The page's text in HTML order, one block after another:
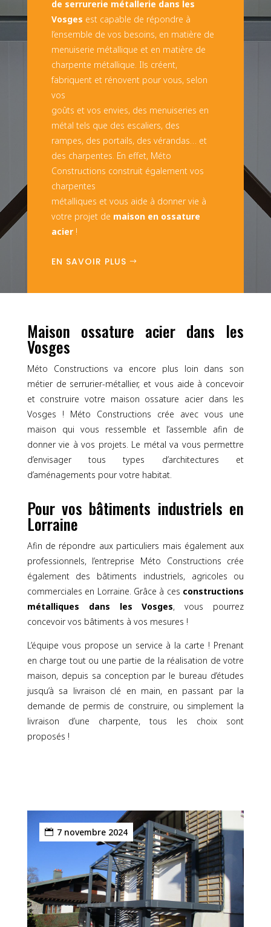
de serrurerie métallerie dans les
Vosges est capable de répondre à
l’ensemble de vos besoins, en matière de
menuiserie métallique et en matière de
charpente métallique. Ils créent,
fabriquent et rénovent pour vous, selon
vos
goûts et vos envies, des menuiseries en
métal tels que des escaliers, des
rampes, des portails, des vérandas… et
des charpentes. En effet, Méto
Constructions construit également vos
charpentes
métalliques et vous aide à donner vie à
votre projet de maison en ossature
acier!
EN SAVOIR PLUS
Maison ossature acier dans les
Vosges
Méto Constructions va encore plus loin dans son
métier de serrurier-métallier, et vous aide à concevoir
et construire votre maison ossature acier dans les
Vosges ! Méto Constructions crée avec vous une
maison qui vous ressemble et l’assemble afin de
donner vie à vos projets. Le métal va vous permettre
d’envisager tous types d’architectures et
d’aménagements pour votre habitat.
Pour vos bâtiments industriels en
Lorraine
Afin de répondre aux particuliers mais également aux
professionnels, l’entreprise Méto Constructions crée
également des bâtiments industriels, agricoles ou
commerciales en Lorraine. Grâce à ces constructions
métalliques dans les Vosges, vous pourrez
concevoir vos bâtiments à vos mesures !
L’équipe vous propose un service à la carte ! Prenant
en charge tout ou une partie de la réalisation de votre
maison, depuis sa conception par le bureau d’études
jusqu’à sa livraison clé en main, en passant par la
demande de permis de construire, ou simplement la
livraison d’une charpente, tous les choix sont
proposés !
7 novembre 2024